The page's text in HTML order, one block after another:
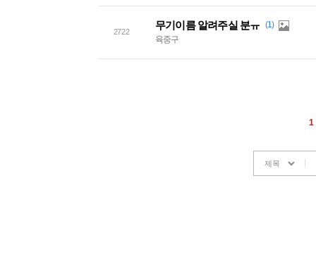
2722
무기이름 알려주실 분ㅠ (1)
육중구
1